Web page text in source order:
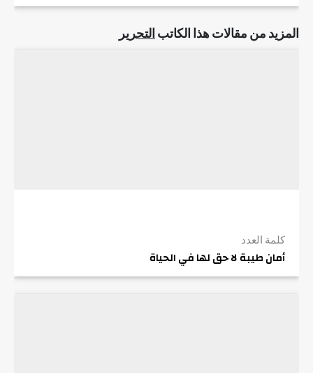
المزيد من مقالات هذا الكاتب التحرير
كلمة العدد
أمان طيبة لا حق لها في الحياة